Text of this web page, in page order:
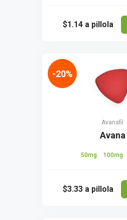
$1.14 a pillola
Avanafil
Avana
50mg 100mg
$3.33 a pillola
-20%